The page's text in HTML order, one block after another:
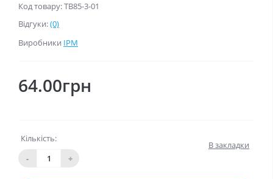
Код товару: TB85-3-01
Відгуки:(0)
Виробники IPM
64.00грн
Кількість:
-
+
В закладки